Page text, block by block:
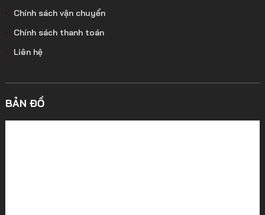
Chính sách vận chuyển
Chính sách thanh toán
Liên hệ
BẢN ĐỒ